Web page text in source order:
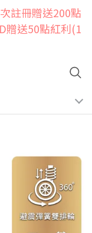
註冊贈送200點
贈送50點紅利(1